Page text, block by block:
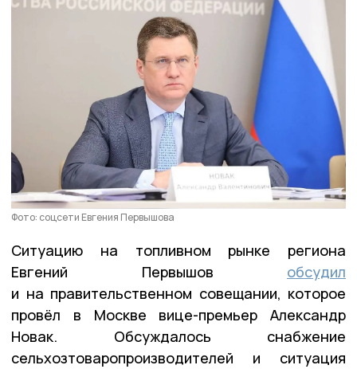
Фото: соцсети Евгения Первышова
Ситуацию на топливном рынке региона
Евгений Первышов обсудил
и на правительственном совещании, которое
провёл в Москве вице-премьер Александр
Новак. Обсуждалось снабжение
сельхозтоваропроизводителей и ситуация